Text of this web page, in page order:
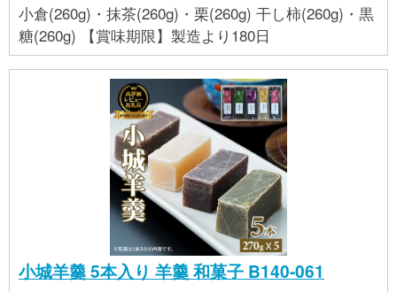
小倉(260g)・抹茶(260g)・栗(260g) 干し柿(260g)・黒
糖(260g) 【賞味期限】製造より180日
小城羊羹 5本入り 羊羹 和菓子 B140-061